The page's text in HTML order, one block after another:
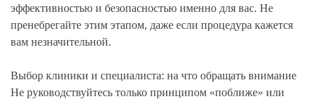
эффективностью и безопасностью именно для вас. Не
пренебрегайте этим этапом, даже если процедура кажется
вам незначительной.
Выбор клиники и специалиста: на что обращать внимание
Не руководствуйтесь только принципом «поближе» или